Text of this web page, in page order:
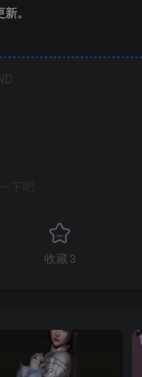
。
下吧
收藏 3